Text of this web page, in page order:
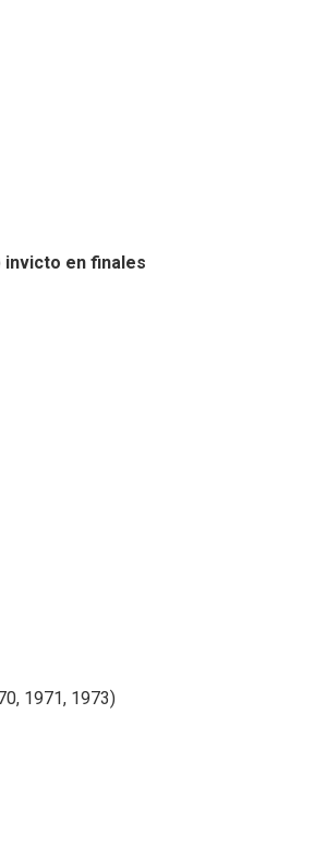
invicto en finales
1971, 1973)